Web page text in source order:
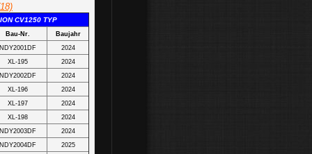
CV1250 TYP
Bau-Nr.
Baujahr
2024
XL-195
2024
2024
XL-196
2024
XL-197
2024
XL-198
2024
2024
2025